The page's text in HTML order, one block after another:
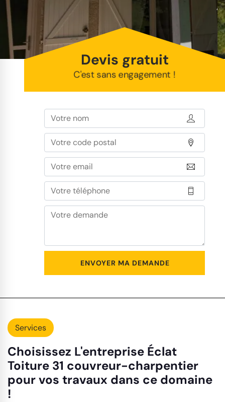
Devis gratuit
C'est sans engagement !
Services
Choisissez L'entreprise Éclat
Toiture 31 couvreur-charpentier
pour vos travaux dans ce domaine
!